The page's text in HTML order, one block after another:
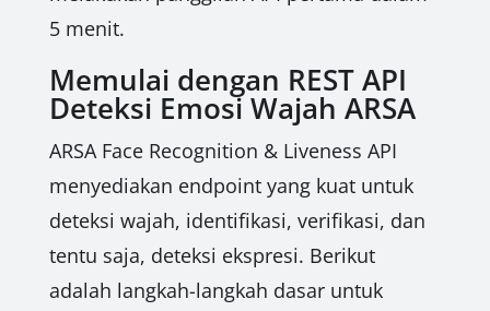
5 menit.
Memulai dengan REST API
Deteksi Emosi Wajah ARSA
ARSA Face Recognition & Liveness API
menyediakan endpoint yang kuat untuk
deteksi wajah, identifikasi, verifikasi, dan
tentu saja, deteksi ekspresi. Berikut
adalah langkah-langkah dasar untuk